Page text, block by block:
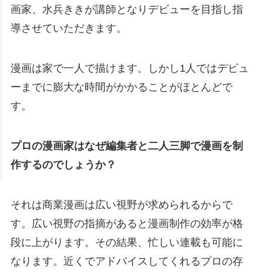
画家、水兵ききが講師となりデビューを目指し指
導させていただきます。
漫画は家で一人で描けます。しかし1人ではデビュ
ーまでに膨大な時間がかかることがほとんどで
す。
プロの漫画家はなぜ編集者と二人三脚で漫画を制
作するのでしょうか？
それは商業漫画は広い視野が求められるからで
す。広い視野の指摘があると漫画制作の効率が格
段に上がります。その結果、忙しい連載も可能に
なります。近くでアドバイスしてくれるプロの存